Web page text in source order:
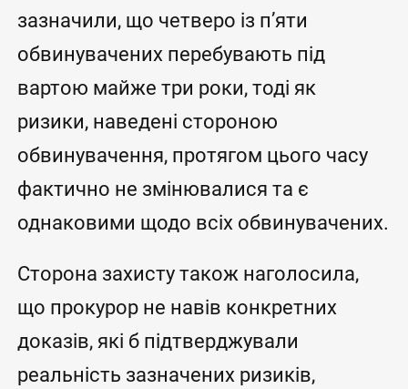
зазначили, що четверо із п’яти
обвинувачених перебувають під
вартою майже три роки, тоді як
ризики, наведені стороною
обвинувачення, протягом цього часу
фактично не змінювалися та є
однаковими щодо всіх обвинувачених.
Сторона захисту також наголосила,
що прокурор не навів конкретних
доказів, які б підтверджували
реальність зазначених ризиків,